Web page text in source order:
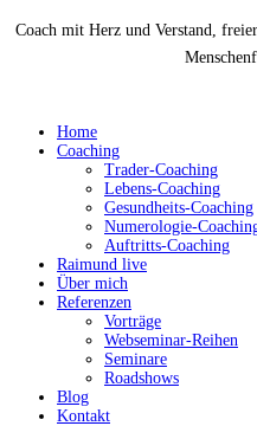
Coach mit Herz und Verstand,
Home
Coaching
Trader-Coaching
Lebens-Coaching
Gesundheits-Coaching
Numerologie-
Auftritts-Coaching
Raimund live
Über mich
Referenzen
Vorträge
Webseminar-Reihen
Seminare
Roadshows
Blog
Kontakt